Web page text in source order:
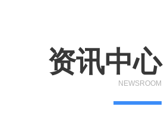
资讯中心
NEWSROOM